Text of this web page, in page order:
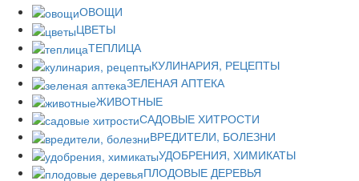
ОВОЩИ
ЦВЕТЫ
ТЕПЛИЦА
КУЛИНАРИЯ, РЕЦЕПТЫ
ЗЕЛЕНАЯ АПТЕКА
ЖИВОТНЫЕ
САДОВЫЕ ХИТРОСТИ
ВРЕДИТЕЛИ, БОЛЕЗНИ
УДОБРЕНИЯ, ХИМИКАТЫ
ПЛОДОВЫЕ ДЕРЕВЬЯ